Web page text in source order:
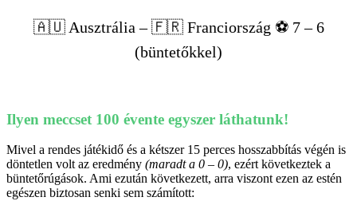
🇦🇺 Ausztrália – 🇫🇷 Franciország ⚽️ 7 – 6
(büntetőkkel)
Ilyen meccset 100 évente egyszer láthatunk!
Mivel a rendes játékidő és a kétszer 15 perces hosszabbítás végén is
döntetlen volt az eredmény (maradt a 0 – 0), ezért következtek a
büntetőrúgások. Ami ezután következett, arra viszont ezen az estén
egészen biztosan senki sem számított: